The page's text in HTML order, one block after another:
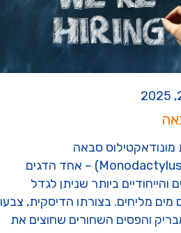
מונודאקטילוס סבאה
(Monodactylus sebae) – אחד הדגים
והייחודיים ביותר שניתן לגדל
מים מליחים. בצורתו הדיסקית, צבעו
והפסים השחורים שחוצים את